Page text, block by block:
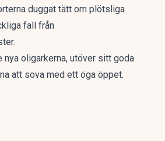
duggat tätt om plötsliga
fall från
oligarkerna, utöver sitt goda
att sova med ett öga öppet.